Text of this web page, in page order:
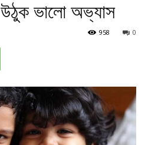
ভালো অভ্যাস
0
958